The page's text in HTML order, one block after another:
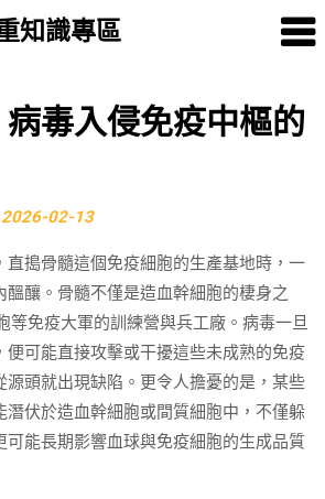
知識專區
毒入侵免疫中樞的
2026-02-13
直搗骨髓這個免疫細胞的生產基地時，一
釀。骨髓不僅是造血幹細胞的棲身之
等免疫大軍的訓練營與兵工廠。病毒一旦
便可能直接攻擊或干擾這些未成熟的免疫
源頭就出現缺陷。更令人擔憂的是，某些
潛伏於造血幹細胞或間質細胞中，不僅躲
可能長期影響血球與免疫細胞的生成品質